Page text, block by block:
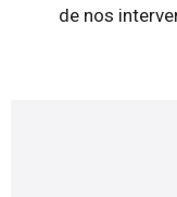
de nos